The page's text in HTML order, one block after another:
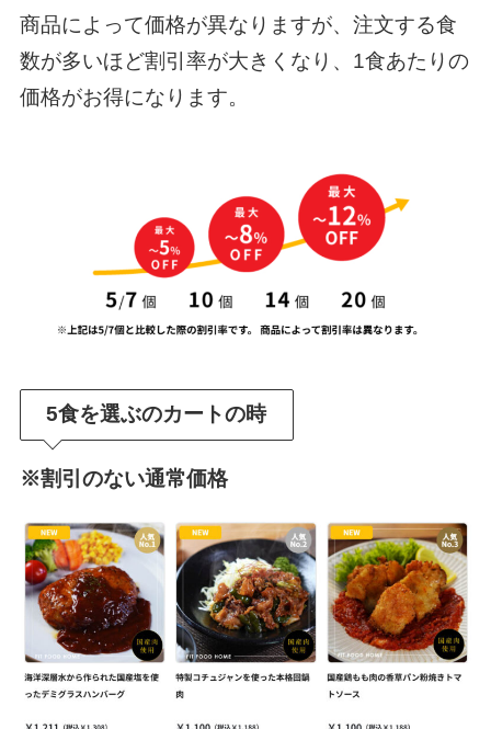
商品によって価格が異なりますが、注文する食
数が多いほど割引率が大きくなり、1食あたりの
価格がお得になります。
5食を選ぶのカートの時
※割引のない通常価格